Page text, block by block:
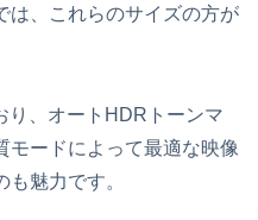
は、これらのサイズの方が
り、オートHDRトーンマ
モードによって最適な映像
魅力です。